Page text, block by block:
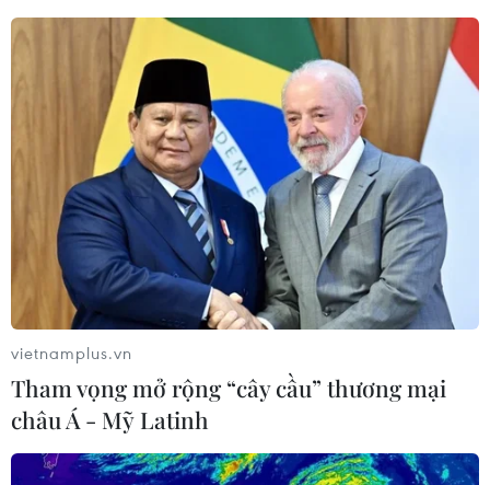
vietnamplus.vn
Tham vọng mở rộng “cây cầu” thương mại
châu Á - Mỹ Latinh